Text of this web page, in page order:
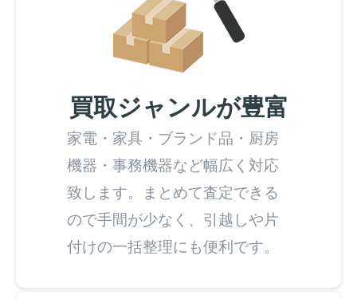
買取ジャンルが豊富
家電・家具・ブランド品・厨房
機器・事務機器など幅広く対応
致します。まとめて査定できる
ので手間が少なく、引越しや片
付けの一括整理にも便利です。